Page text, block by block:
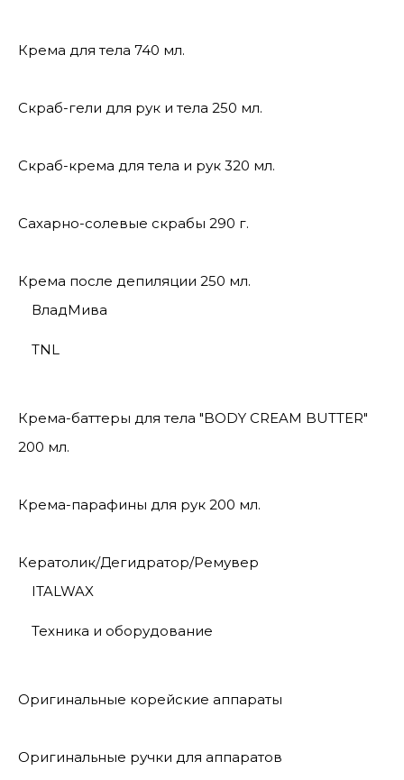
Крема для тела 740 мл.
Скраб-гели для рук и тела 250 мл.
Скраб-крема для тела и рук 320 мл.
Сахарно-солевые скрабы 290 г.
Крема после депиляции 250 мл.
ВладМива
TNL
Крема-баттеры для тела "BODY CREAM BUTTER"
200 мл.
Крема-парафины для рук 200 мл.
Кератолик/Дегидратор/Ремувер
ITALWAX
Техника и оборудование
Оригинальные корейские аппараты
Оригинальные ручки для аппаратов